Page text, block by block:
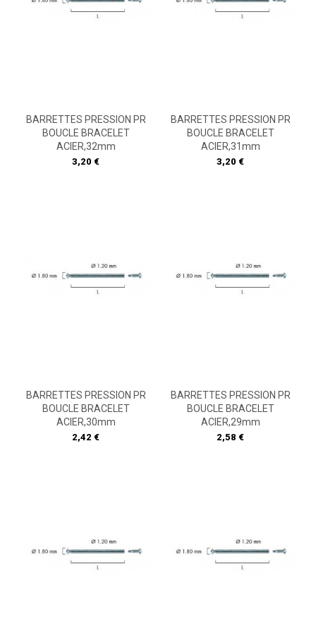
BARRETTES PRESSION PR
BOUCLE BRACELET
ACIER,32mm
Prix
3,20 €
BARRETTES PRESSION PR
BOUCLE BRACELET
ACIER,31mm
Prix
3,20 €
BARRETTES PRESSION PR
BOUCLE BRACELET
ACIER,30mm
Prix
2,42 €
BARRETTES PRESSION PR
BOUCLE BRACELET
ACIER,29mm
Prix
2,58 €